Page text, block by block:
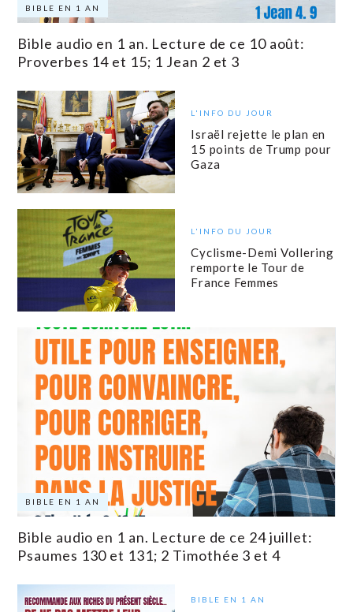
BIBLE EN 1 AN
Bible audio en 1 an. Lecture de ce 10 août:
Proverbes 14 et 15; 1 Jean 2 et 3
L'INFO DU JOUR
Israël rejette le plan en
15 points de Trump pour
Gaza
L'INFO DU JOUR
Cyclisme-Demi Vollering
remporte le Tour de
France Femmes
BIBLE EN 1 AN
Bible audio en 1 an. Lecture de ce 24 juillet:
Psaumes 130 et 131; 2 Timothée 3 et 4
BIBLE EN 1 AN